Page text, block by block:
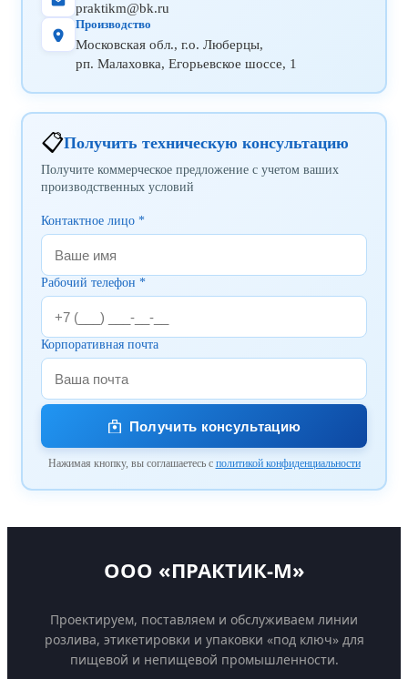
praktikm@bk.ru
Производство
Московская обл., г.о. Люберцы,
рп. Малаховка, Егорьевское шоссе, 1
📋Получить техническую консультацию
Получите коммерческое предложение с учетом ваших
производственных условий
Контактное лицо *
Рабочий телефон *
Корпоративная почта
Получить консультацию
Нажимая кнопку, вы соглашаетесь с политикой конфиденциальности
ООО «ПРАКТИК-М»
Проектируем, поставляем и обслуживаем линии
розлива, этикетировки и упаковки «под ключ» для
пищевой и непищевой промышленности.